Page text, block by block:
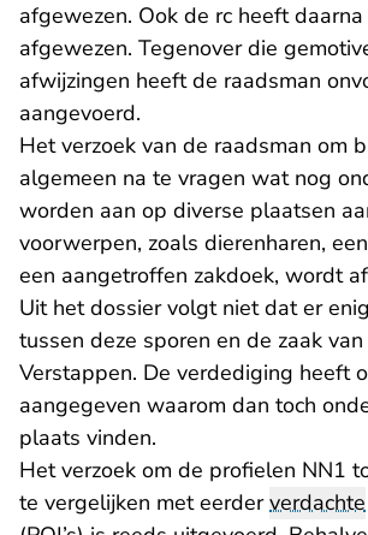
afgewezen. Ook de rc heeft
afgewezen. Tegenover die
afwijzingen heeft de raadsman
aangevoerd.
Het verzoek van de raadsman om
algemeen na te vragen wat nog
worden aan op diverse plaatsen
voorwerpen, zoals dierenharen,
een aangetroffen zakdoek, wordt
Uit het dossier volgt niet dat er
tussen deze sporen en de zaak van
Verstappen. De verdediging heeft
aangegeven waarom dan toch
plaats vinden.
Het verzoek om de profielen NN1
te vergelijken met eerderverdachte